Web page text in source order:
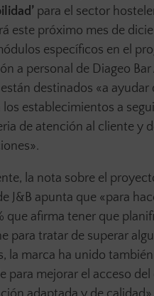
para el sector
este próximo mes de
específicos en el
a personal de Diageo Bar
destinados «a ayudar
los establecimientos a
de atención al cliente y
la nota sobre el
J&B apunta que «para
que afirma tener que
para tratar de superar
la marca ha unido
para mejorar el acceso